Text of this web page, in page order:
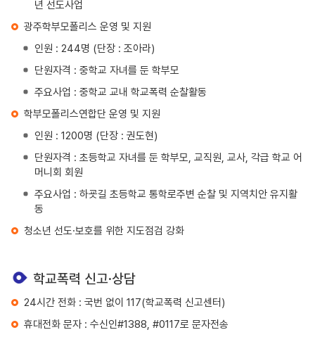
년 선도사업
광주학부모폴리스 운영 및 지원
인원 : 244명 (단장 : 조아라)
단원자격 : 중학교 자녀를 둔 학부모
주요사업 : 중학교 교내 학교폭력 순찰활동
학부모폴리스연합단 운영 및 지원
인원 : 1200명 (단장 : 권도현)
단원자격 : 초등학교 자녀를 둔 학부모, 교직원, 교사, 각급 학교 어
머니회 회원
주요사업 : 하굣길 초등학교 통학로주변 순찰 및 지역치안 유지활
동
청소년 선도·보호를 위한 지도점검 강화
학교폭력 신고·상담
24시간 전화 : 국번 없이 117(학교폭력 신고센터)
휴대전화 문자 : 수신인#1388, #0117로 문자전송